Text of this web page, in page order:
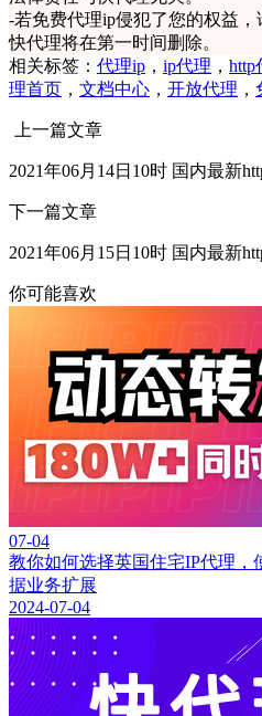
-若免费代理ip侵犯了您的权益，
快代理将在第一时间删除。
相关标签： 代理ip ， ip代理 ， http
理首页 ， 文档中心 ， 开放代理 ，
上一篇文章
2021年06月14日10时 国内最新
下一篇文章
2021年06月15日10时 国内最新
你可能喜欢
07-04
教你如何选择英国住宅IP代理，
据业务扩展
2024-07-04